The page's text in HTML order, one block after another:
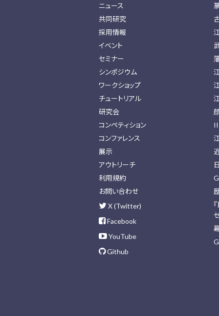
ニュース
共同研究
採用情報
イベント
セミナー
シンポジウム
ワークショップ
チュートリアル
研究会
コンペティション
コンファレンス
展示
アウトリーチ
利用規約
お問い合わせ
X (Twitter)
Facebook
YouTube
Github